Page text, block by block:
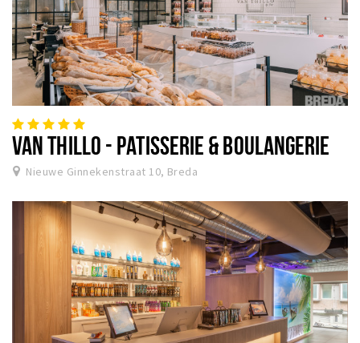
VAN THILLO - PATISSERIE & BOULANGERIE
Nieuwe Ginnekenstraat 10, Breda